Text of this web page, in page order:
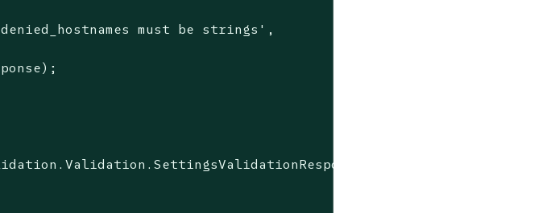
must be strings' ,